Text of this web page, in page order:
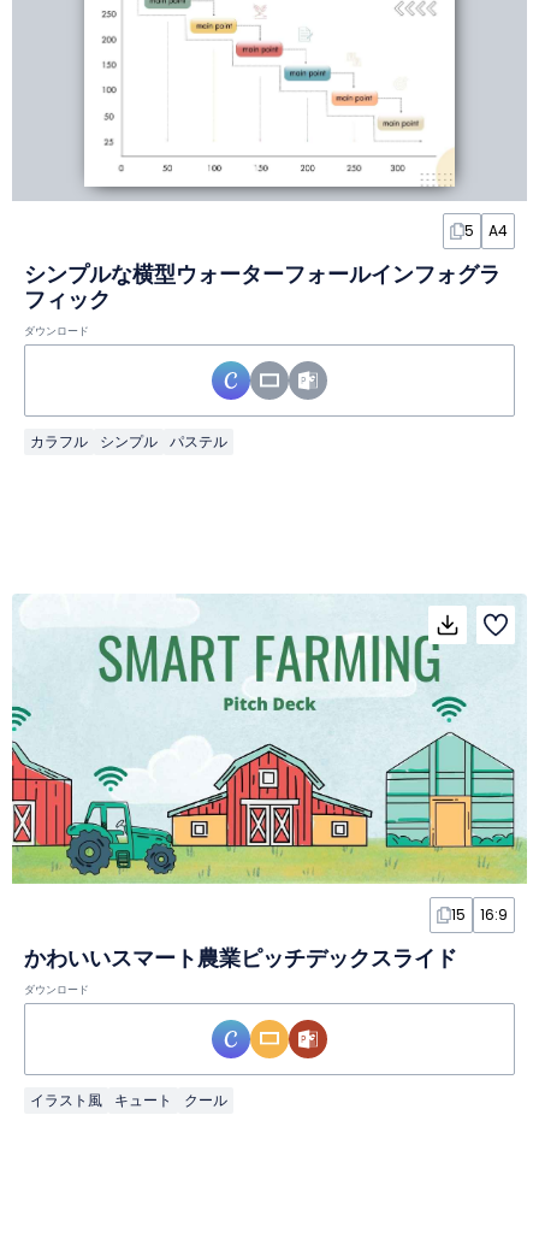
5 A4
シンプルな横型ウォーターフォールインフォグラ
フィック
ダウンロード
カラフル シンプル パステル
15 16:9
かわいいスマート農業ピッチデックスライド
ダウンロード
イラスト風 キュート クール